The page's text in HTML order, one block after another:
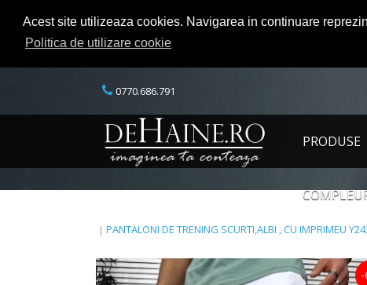
Acest site utilizeaza cookies. Navigarea in continuare
Politica de utilizare cookie
0770.686.791
PRODUSE
PANTALONI DE TRENING SCURTI,ALBI , CU IMPRIMEU
-